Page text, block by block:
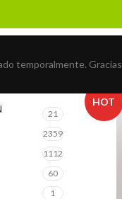
temporalmente. Gracias
21
2359
1112
60
1
HOT